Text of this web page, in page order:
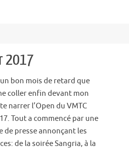
2017
un bon mois de retard que
coller enfin devant mon
narrer l’Open du VMTC
Tout a commencé par une
de presse annonçant les
de la soirée Sangria, à la